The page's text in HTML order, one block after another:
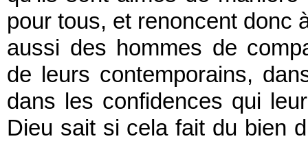
pour tous, et renoncent donc
aussi des hommes de
de leurs contemporains,
dans les confidences qui
Dieu sait si cela fait du bien